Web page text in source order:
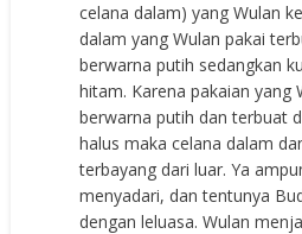
celana dalam) yang Wulan
dalam yang Wulan pakai
berwarna putih sedangkan
hitam. Karena pakaian yang
berwarna putih dan terbuat
halus maka celana dalam
terbayang dari luar. Ya
menyadari, dan tentunya
dengan leluasa. Wulan